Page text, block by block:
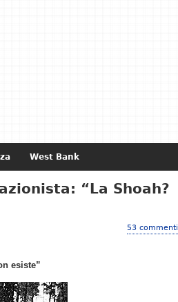
West Bank
“La Shoah?
53 commenti
esiste”